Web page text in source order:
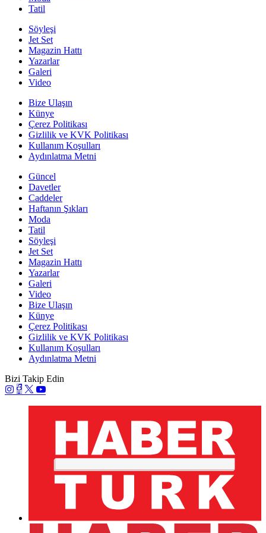
Tatil
Söyleşi
Jet Set
Magazin Hattı
Yazarlar
Galeri
Video
Bize Ulaşın
Künye
Çerez Politikası
Gizlilik ve KVK Politikası
Kullanım Koşulları
Aydınlatma Metni
Güncel
Davetler
Caddeler
Haftanın Şıkları
Moda
Tatil
Söyleşi
Jet Set
Magazin Hattı
Yazarlar
Galeri
Video
Bize Ulaşın
Künye
Çerez Politikası
Gizlilik ve KVK Politikası
Kullanım Koşulları
Aydınlatma Metni
Bizi Takip Edin